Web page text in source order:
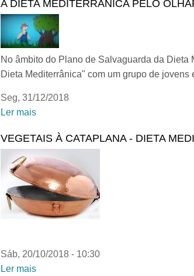
A DIETA MEDITERRÂNICA PELO
No âmbito do Plano de Salvaguarda da
Dieta Mediterrânica" com um grupo de jovens
Seg, 31/12/2018
Ler mais
VEGETAIS À CATAPLANA - DIETA
Sáb, 20/10/2018 - 10:30
Ler mais